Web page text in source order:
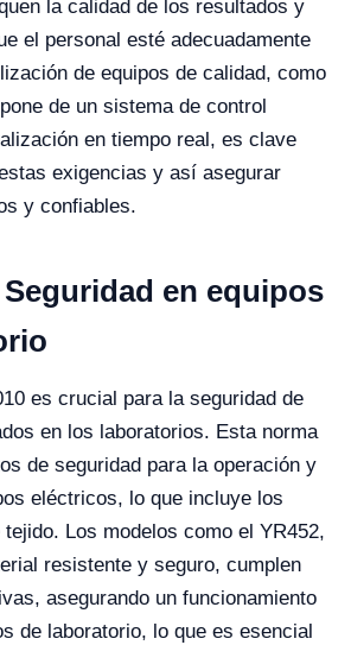
la calidad de los resultados y
el personal esté adecuadamente
de equipos de calidad, como
de un sistema de control
en tiempo real, es clave
exigencias y así asegurar
y confiables.
Seguridad en equipos
es crucial para la seguridad de
en los laboratorios. Esta norma
de seguridad para la operación y
eléctricos, lo que incluye los
tejido. Los modelos como el YR452,
resistente y seguro, cumplen
asegurando un funcionamiento
de laboratorio, lo que es esencial